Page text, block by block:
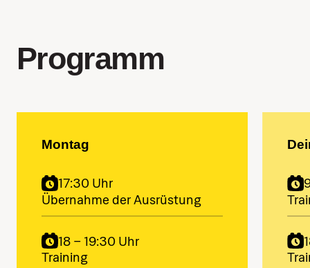
Programm
Montag
17:30 Uhr
Übernahme der Ausrüstung
18 – 19:30 Uhr
Training